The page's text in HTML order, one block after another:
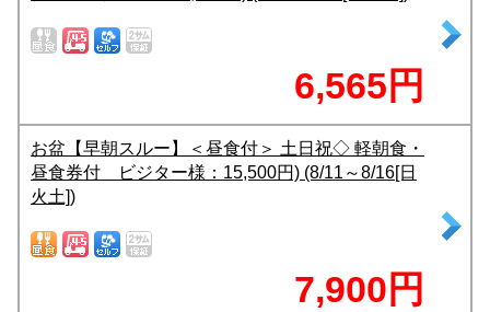
6,565円
お盆【早朝スルー】＜昼食付＞ 土日祝◇ 軽朝食・
昼食券付 ビジター様：15,500円) (8/11～8/16[日
火土])
7,900円